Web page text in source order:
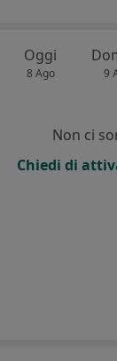
Oggi
8 Ago 9
Non ci
Chiedi di